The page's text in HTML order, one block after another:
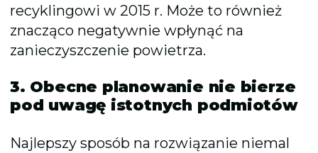
recyklingowi w 2015 r. Może to również
znacząco negatywnie wpłynąć na
zanieczyszczenie powietrza.
3. Obecne planowanie nie bierze
pod uwagę istotnych podmiotów
Najlepszy sposób na rozwiązanie niemal